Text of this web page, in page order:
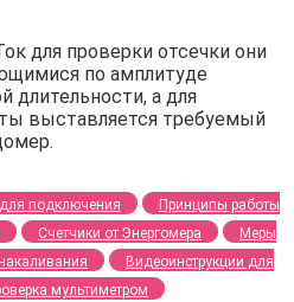
для проверки отсечки они
по амплитуде
длительности, а для
выставляется требуемый
подключения
Принципы работы
Счетчики от Энергомера
Меры
Видеоинструкции для
мультиметром